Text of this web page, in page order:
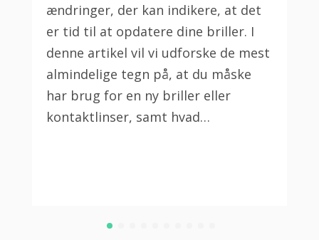
ændringer, der kan indikere, at det
er tid til at opdatere dine briller. I
denne artikel vil vi udforske de mest
almindelige tegn på, at du måske
har brug for en ny briller eller
kontaktlinser, samt hvad…